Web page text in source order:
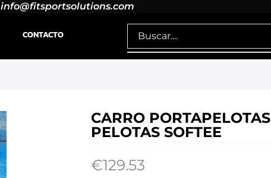
info@fitsportsolutions.com
CONTACTO
CARRO
PELOTAS SOFTEE
€129.53